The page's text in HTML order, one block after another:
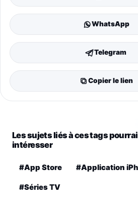
WhatsApp
Telegram
Copier le lien
Les sujets liés à ces tags
intéresser
#App Store #Application
#Séries TV